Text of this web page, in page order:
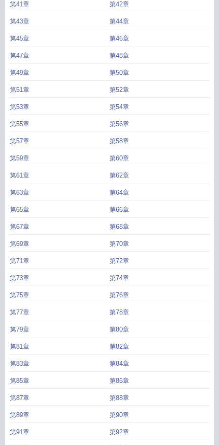
么为什么室友就喜欢怼人
室友们为什么都用这种眼神看我cp是
谁室友们为什么都用这种眼神看我cp
室友们为什么都用这种眼神看我by公子于
主舍友的眼神不对劲免费阅读 室友们为什么都用这种眼神看我TXT
我在干什么
室友们为什么都用这种眼神看我全文免费阅读
们为什么都用这种眼神看我结局
公子于歌室友们为什么都用这种眼神看我
神看我攻是谁
室友们为什么都用这种眼神看我攻
我免费阅读
室友们为什么都用这种眼神看我是np吗
第41章 第42章
第43章 第44章
第45章 第46章
第47章 第48章
第49章 第50章
第51章 第52章
第53章 第54章
第55章 第56章
第57章 第58章
第59章 第60章
第61章 第62章
第63章 第64章
第65章 第66章
第67章 第68章
第69章 第70章
第71章 第72章
第73章 第74章
第75章 第76章
第77章 第78章
第79章 第80章
第81章 第82章
第83章 第84章
第85章 第86章
第87章 第88章
第89章 第90章
第91章 第92章